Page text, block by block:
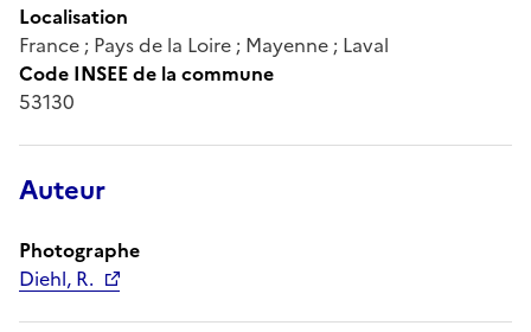
Localisation
France ; Pays de la Loire ; Mayenne ; Laval
Code INSEE de la commune
53130
Auteur
Photographe
Diehl, R.